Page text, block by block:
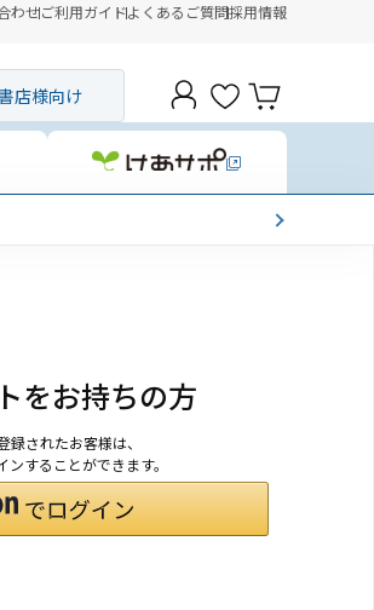
わせご利用ガイドよくあるご質問採用情報
店様向け
をお持ちの方
されたお客様は、
することができます。